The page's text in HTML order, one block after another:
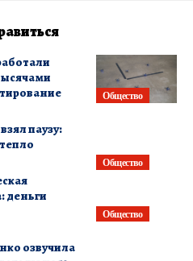
Общество
Общество
паузу:
Общество
деньги
озвучила